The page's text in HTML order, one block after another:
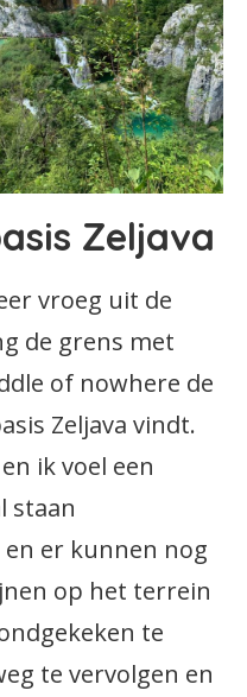
Zeljava
vroeg uit de
de grens met
of nowhere de
Zeljava vindt.
ik voel een
staan
er kunnen nog
op het terrein
te
te vervolgen en